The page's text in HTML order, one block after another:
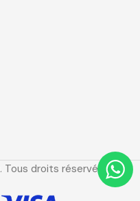
. Tous droits réservés